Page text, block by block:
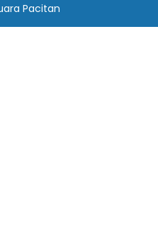
Pacitan